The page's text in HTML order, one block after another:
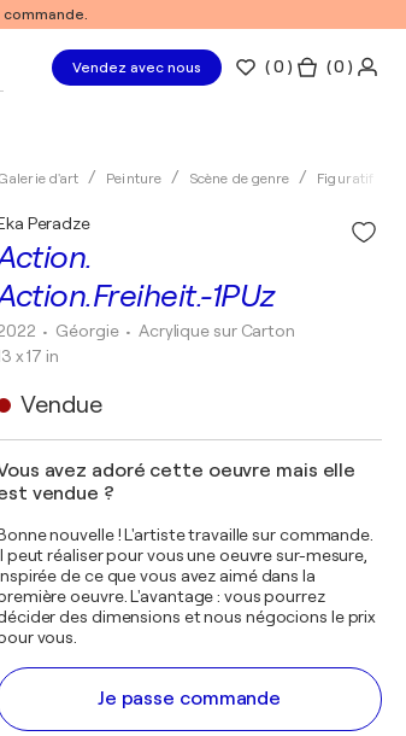
Vendez avec nous (0 ) ( 0 )
d'art Peinture Scène de genre Figuratif
1PUz
Peradze
• Géorgie • Acrylique sur Carton
x 17 in
Vendue
avez adoré cette oeuvre mais elle
vendue ?
nouvelle ! L'artiste travaille sur commande.
peut réaliser pour vous une oeuvre sur-mesure,
de ce que vous avez aimé dans la
oeuvre. L'avantage : vous pourrez
des dimensions et nous négocions le prix
vous.
Je passe commande